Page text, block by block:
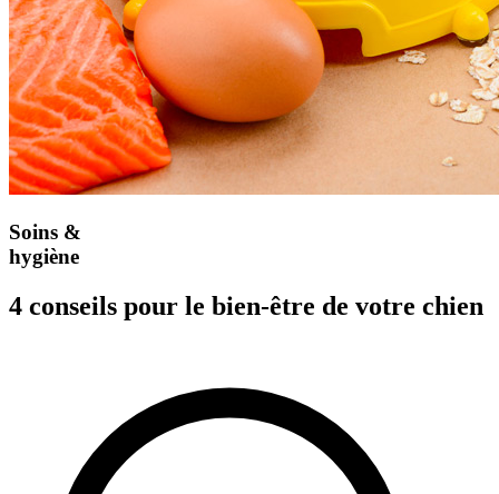
Soins &
hygiène
4 conseils pour le bien-être de votre chien